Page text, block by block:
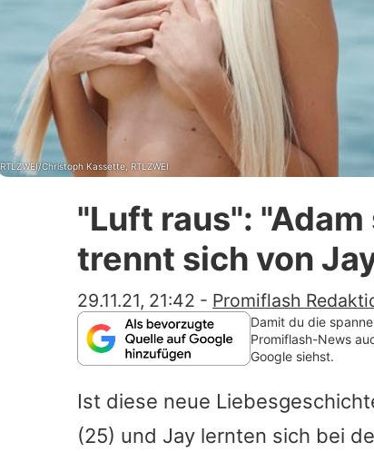
RTLZWEI/Christoph Kassette, RTLZWEI
"Luft raus":
trennt sich von
29.11.21, 21:42 - Promiflash
Damit du die
Promiflash-News
Google siehst.
Ist diese neue
(25) und Jay lernten sich bei